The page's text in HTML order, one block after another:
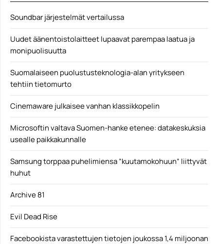
Soundbar järjestelmät vertailussa
Uudet äänentoistolaitteet lupaavat parempaa laatua ja
monipuolisuutta
Suomalaiseen puolustusteknologia-alan yritykseen
tehtiin tietomurto
Cinemaware julkaisee vanhan klassikkopelin
Microsoftin valtava Suomen-hanke etenee: datakeskuksia
usealle paikkakunnalle
Samsung torppaa puhelimiensa ”kuutamokohuun” liittyvät
huhut
Archive 81
Evil Dead Rise
Facebookista varastettujen tietojen joukossa 1,4 miljoonan